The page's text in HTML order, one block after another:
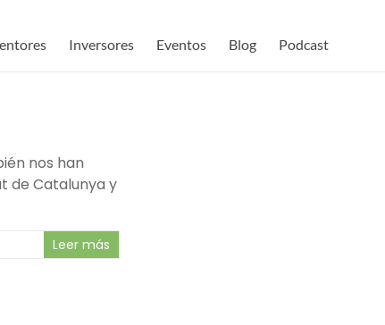
Inversores Eventos Blog Podcast
nos han
de Catalunya y
Leer más